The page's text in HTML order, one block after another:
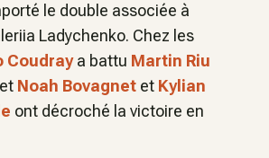
le double associée à
Ladychenko. Chez les
Coudraya battu Martin Riu
Noah Bovagnet et Kylian
ont décroché la victoire en